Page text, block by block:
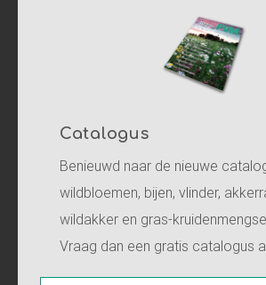
Catalogus
Benieuwd naar de nieuwe
wildbloemen, bijen, vlinder,
wildakker en gras-
Vraag dan een gratis catalogus